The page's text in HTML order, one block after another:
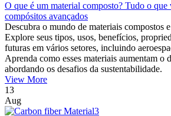
O que é um material composto? Tudo o que
compósitos avançados
Descubra o mundo de materiais compostos
Explore seus tipos, usos, benefícios,
futuras em vários setores, incluindo
Aprenda como esses materiais aumentam o
abordando os desafios da sustentabilidade.
View More
13
Aug